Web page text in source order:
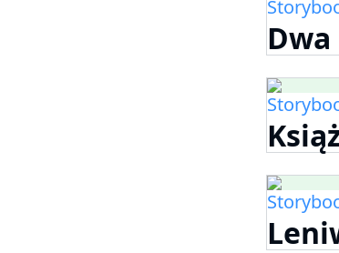
Dwa